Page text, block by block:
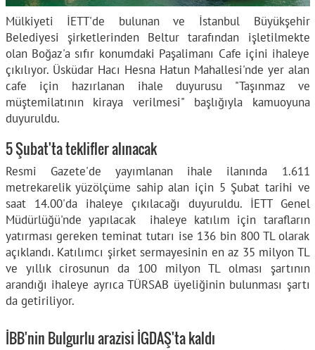
Mülkiyeti İETT'de bulunan ve İstanbul Büyükşehir
Belediyesi şirketlerinden Beltur tarafından işletilmekte
olan Boğaz'a sıfır konumdaki Paşalimanı Cafe içini ihaleye
çıkılıyor. Üsküdar Hacı Hesna Hatun Mahallesi'nde yer alan
cafe için hazırlanan ihale duyurusu "Taşınmaz ve
müştemilatının kiraya verilmesi" başlığıyla kamuoyuna
duyuruldu.
5 Şubat'ta teklifler alınacak
Resmi Gazete'de yayımlanan ihale ilanında 1.611
metrekarelik yüzölçüme sahip alan için 5 Şubat tarihi ve
saat 14.00'da ihaleye çıkılacağı duyuruldu. İETT Genel
Müdürlüğü'nde yapılacak ihaleye katılım için tarafların
yatırması gereken teminat tutarı ise 136 bin 800 TL olarak
açıklandı. Katılımcı şirket sermayesinin en az 35 milyon TL
ve yıllık cirosunun da 100 milyon TL olması şartının
arandığı ihaleye ayrıca TÜRSAB üyeliğinin bulunması şartı
da getiriliyor.
İBB'nin Bulgurlu arazisi İGDAŞ'ta kaldı